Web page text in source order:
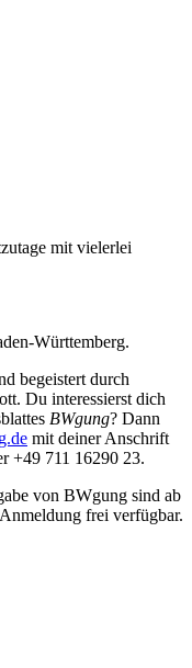
mit vielerlei
Württemberg.
begeistert durch
Du interessierst dich
BWgung? Dann
mit deiner Anschrift
+49 711 16290 23.
von BWgung sind ab
frei verfügbar.